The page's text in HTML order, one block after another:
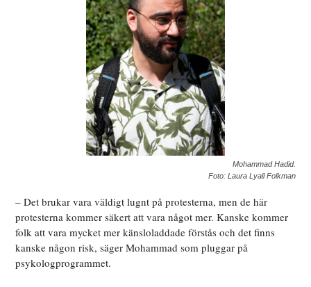
Mohammad Hadid.
Foto: Laura Lyall Folkman
– Det brukar vara väldigt lugnt på protesterna, men de här
protesterna kommer säkert att vara något mer. Kanske kommer
folk att vara mycket mer känsloladdade förstås och det finns
kanske någon risk, säger Mohammad som pluggar på
psykologprogrammet.